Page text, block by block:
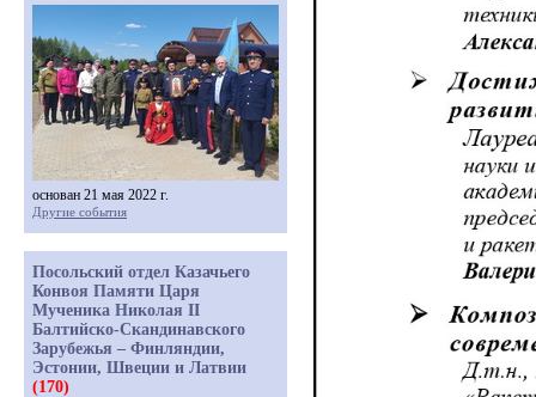
основан 21 мая 2022 г.
Другие события
Посольский отдел Казачьего
Конвоя Памяти Царя
Мученика Николая II
Балтийско-Скандинавского
Зарубежья – Финляндии,
Эстонии, Швеции и Латвии
(170)